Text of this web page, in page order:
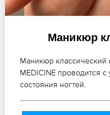
Маникюр
Маникюр классический
MEDICINE проводится
состояния ногтей.